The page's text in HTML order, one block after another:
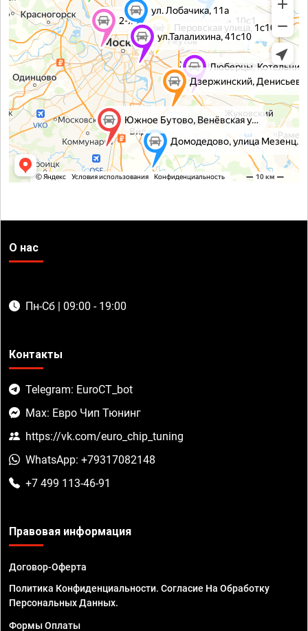
О нас
Пн-Сб | 09:00 - 19:00
Контакты
Telegram: EuroCT_bot
Max: Евро Чип Тюнинг
https://vk.com/euro_chip_tuning
WhatsApp: +79317082148
+7 499 113-46-91
Правовая информация
Договор-Оферта
Политика Конфиденциальности. Согласие На Обработку
Персональных Данных.
Формы Оплаты